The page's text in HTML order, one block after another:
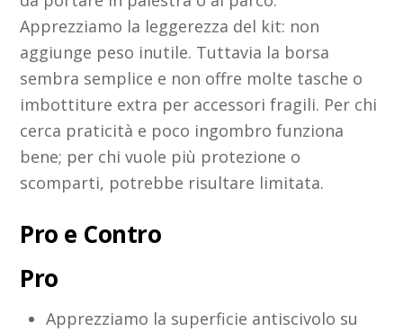
Apprezziamo la leggerezza del kit: non
aggiunge peso inutile. Tuttavia la borsa
sembra semplice e non offre molte tasche o
imbottiture extra per accessori fragili. Per chi
cerca praticità e poco ingombro funziona
bene; per chi vuole più protezione o
scomparti, potrebbe risultare limitata.
Pro e Contro
Pro
Apprezziamo la superficie antiscivolo su